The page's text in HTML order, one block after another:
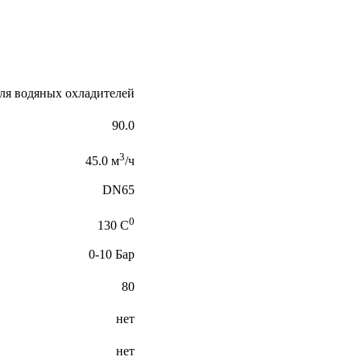
водяных охладителей
90.0
45.0 м3/ч
DN65
130 C0
0-10 Бар
80
нет
нет